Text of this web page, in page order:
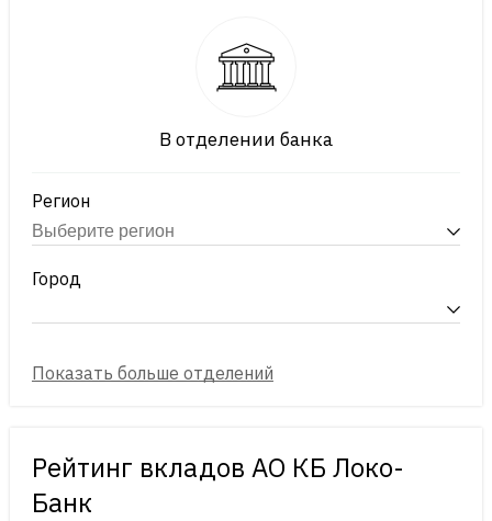
В отделении банка
Регион
Город
Рейтинг вкладов АО КБ Локо-
Банк